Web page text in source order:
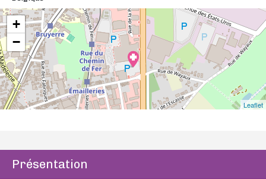
+
−
Leaflet
Présentation